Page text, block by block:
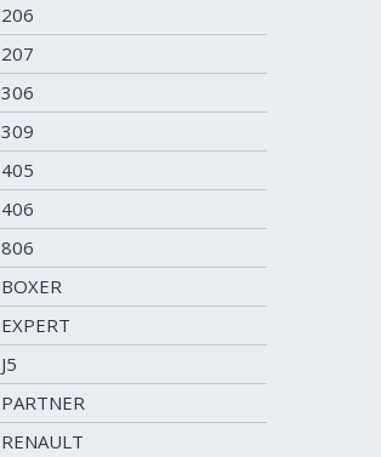
206
207
306
309
405
406
806
BOXER
EXPERT
J5
PARTNER
RENAULT